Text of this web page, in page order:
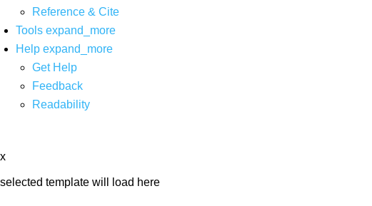
Reference & Cite
Tools expand_more
Help expand_more
Get Help
Feedback
Readability
x
selected template will load here